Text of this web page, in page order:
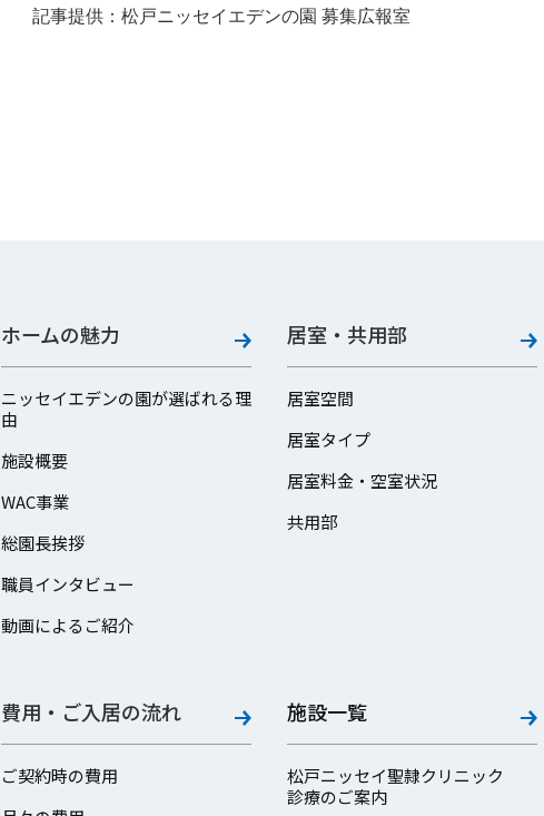
記事提供：松戸ニッセイエデンの園 募集広報室
ホームの魅力
ニッセイエデンの園が選ばれる理
由
施設概要
WAC事業
総園長挨拶
職員インタビュー
動画によるご紹介
居室・共用部
居室空間
居室タイプ
居室料金・空室状況
共用部
費用・ご入居の流れ
ご契約時の費用
施設一覧
松戸ニッセイ聖隷クリニック
診療のご案内